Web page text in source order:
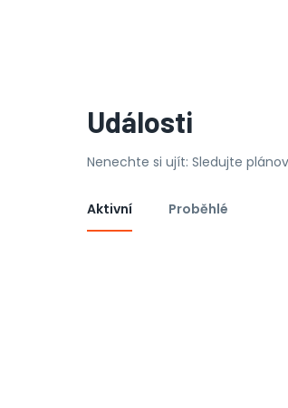
Události
Nenechte si ujít: Sledujte
Aktivní Proběhlé